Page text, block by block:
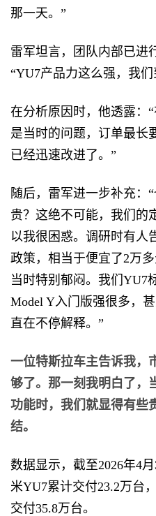
那一天。”
雷军坦言，团队内部已进
“YU7产品力这么强，我
在分析原因时，他透露：
是当时的问题，订单最长
已经迅速改进了。”
随后，雷军进一步补充：
贵？这绝不可能，我们的
以我很困惑。调研时有人
政策，相当于便宜了2万
当时特别郁闷。我们YU7
Model Y入门版强很多，
直在不停解释。”
一位特斯拉车主告诉我，
够了。那一刻我明白了，
功能时，我们就显得有些
结。
数据显示，截至2026年4
米YU7累计交付23.2万台
交付35.8万台。